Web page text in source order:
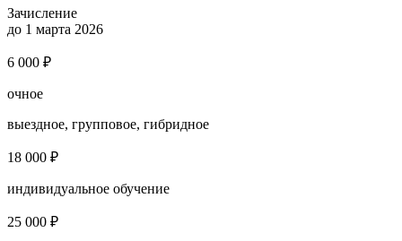
Зачисление
до 1 марта 2026
6 000 ₽
очное
выездное, групповое, гибридное
18 000 ₽
индивидуальное обучение
25 000 ₽